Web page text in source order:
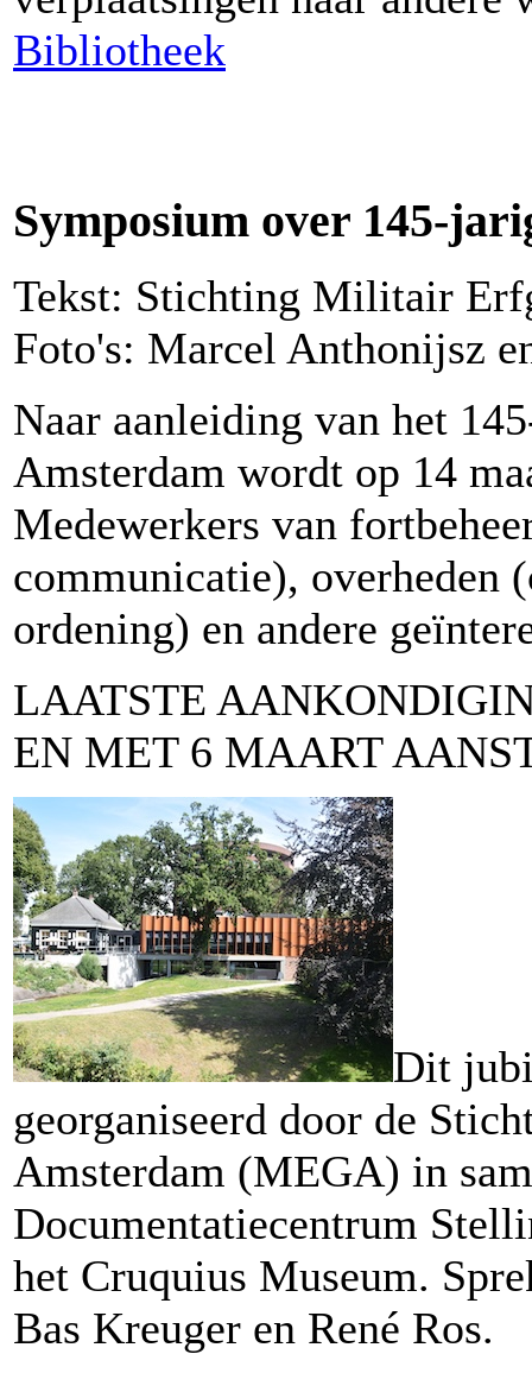
Bibliotheek
Symposium over 145-
Tekst: Stichting Militair
Foto's: Marcel Anthonijsz
Naar aanleiding van het
Amsterdam wordt op 14
Medewerkers van
communicatie), overheden
ordening) en andere
LAATSTE
EN MET 6 MAART
Dit
georganiseerd door de
Amsterdam (MEGA) in
Documentatiecentrum
het Cruquius Museum.
Bas Kreuger en René Ros.